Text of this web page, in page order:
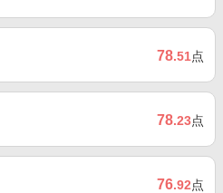
78.51点
78.23点
76.92点